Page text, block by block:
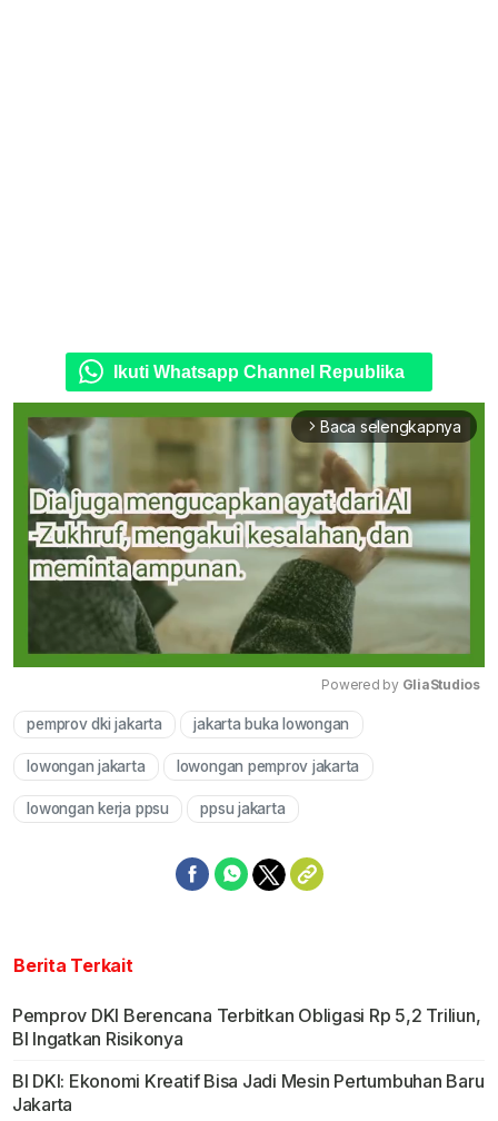
Ikuti Whatsapp Channel Republika
arrow_forward_ios Baca selengkapnya
Powered by GliaStudios
pemprov dki jakarta jakarta buka lowongan
lowongan jakarta lowongan pemprov jakarta
lowongan kerja ppsu ppsu jakarta
Berita Terkait
Pemprov DKI Berencana Terbitkan Obligasi Rp 5,2 Triliun,
BI Ingatkan Risikonya
BI DKI: Ekonomi Kreatif Bisa Jadi Mesin Pertumbuhan Baru
Jakarta